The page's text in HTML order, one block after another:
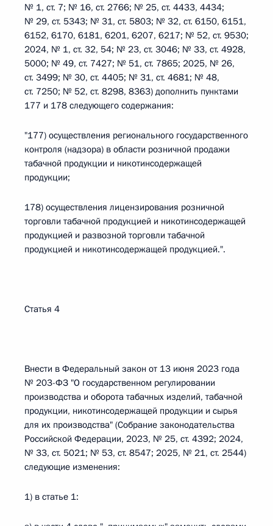
№ 1, ст. 7; № 16, ст. 2766; № 25, ст. 4433, 4434;
№ 29, ст. 5343; № 31, ст. 5803; № 32, ст. 6150, 6151,
6152, 6170, 6181, 6201, 6207, 6217; № 52, ст. 9530;
2024, № 1, ст. 32, 54; № 23, ст. 3046; № 33, ст. 4928,
5000; № 49, ст. 7427; № 51, ст. 7865; 2025, № 26,
ст. 3499; № 30, ст. 4405; № 31, ст. 4681; № 48,
ст. 7250; № 52, ст. 8298, 8363) дополнить пунктами
177 и 178 следующего содержания:
"177) осуществления регионального государственного
контроля (надзора) в области розничной продажи
табачной продукции и никотинсодержащей
продукции;
178) осуществления лицензирования розничной
торговли табачной продукцией и никотинсодержащей
продукцией и развозной торговли табачной
продукцией и никотинсодержащей продукцией.".
Статья 4
Внести в Федеральный закон от 13 июня 2023 года
№ 203-ФЗ "О государственном регулировании
производства и оборота табачных изделий, табачной
продукции, никотинсодержащей продукции и сырья
для их производства" (Собрание законодательства
Российской Федерации, 2023, № 25, ст. 4392; 2024,
№ 33, ст. 5021; № 53, ст. 8547; 2025, № 21, ст. 2544)
следующие изменения:
1) в статье 1: